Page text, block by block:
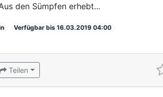
den Sümpfen erhebt...
Verfügbar bis 16.03.2019 04:00
Teilen